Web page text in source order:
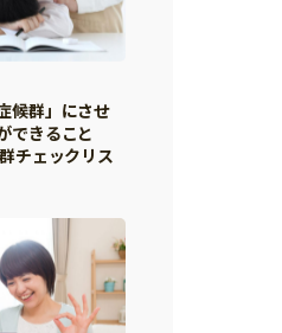
候群」にさせ
できること
チェックリス